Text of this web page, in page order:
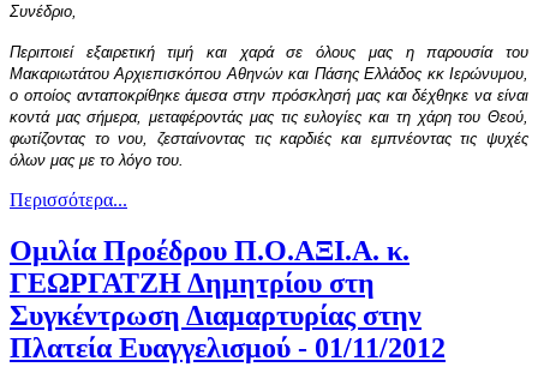
Συνέδριο,
Περιποιεί εξαιρετική τιμή και χαρά σε όλους μας η παρουσία του
Μακαριωτάτου Αρχιεπισκόπου Αθηνών και Πάσης Ελλάδος κκ Ιερώνυμου,
ο οποίος ανταποκρίθηκε άμεσα στην πρόσκλησή μας και δέχθηκε να είναι
κοντά μας σήμερα, μεταφέροντάς μας τις ευλογίες και τη χάρη του Θεού,
φωτίζοντας το νου, ζεσταίνοντας τις καρδιές και εμπνέοντας τις ψυχές
όλων μας με το λόγο του.
Περισσότερα...
Ομιλία Προέδρου Π.Ο.ΑΞΙ.Α. κ.
ΓΕΩΡΓΑΤΖΗ Δημητρίου στη
Συγκέντρωση Διαμαρτυρίας στην
Πλατεία Ευαγγελισμού - 01/11/2012